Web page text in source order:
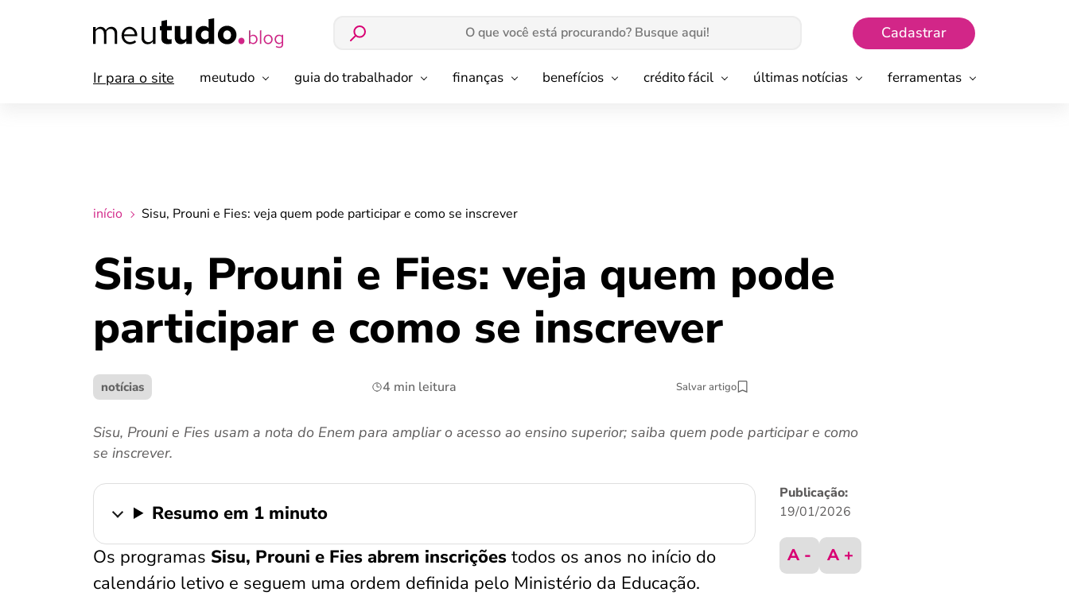
Cadastrar
Ir para o site meutudo guia do trabalhador finanças benefícios crédito fácil últimas notícias ferramentas
início Sisu, Prouni e Fies: veja quem pode participar e como se inscrever
Sisu, Prouni e Fies: veja quem pode
participar e como se inscrever
notícias 4 min leitura Salvar artigo
Sisu, Prouni e Fies usam a nota do Enem para ampliar o acesso ao ensino superior; saiba quem pode participar e como
se inscrever.
Resumo em 1 minuto
Os programas Sisu, Prouni e Fies abrem inscrições todos os anos no início do
calendário letivo e seguem uma ordem definida pelo Ministério da Educação.
Publicação:
19/01/2026
A - A +